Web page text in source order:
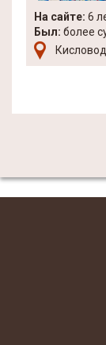
На сайте: 6
Был: более